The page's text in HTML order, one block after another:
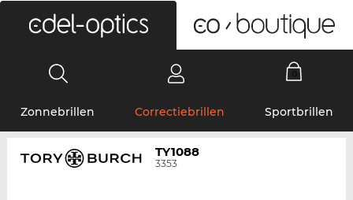
Zonnebrillen Correctiebrillen Sportbrillen
TY1088
3353